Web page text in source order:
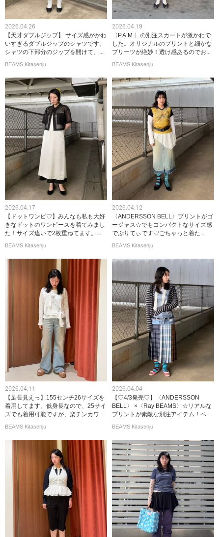
2026.04.26
【天才ダブルジップ】 サイズ感がかわ
いすぎるダブルジップのシャツです。
シャツの下部分のジップを開けて、...
BEAMS Kitasenju
2026.04.19
〈P.A.M.〉の別注スカートが激かわで
した。オリジナルのプリントと細かな
プリーツが絶妙！透け感あるのでお...
BEAMS Kitasenju
2026.04.17
【ドットワンピ♡】みんなも私も大好
きなドットのワンピースを着てみまし
た！サイズ違いで2枚重ねてます。...
BEAMS Kitasenju
2026.04.12
〈ANDERSSON BELL〉プリントがゴ
ージャス☆でもコンパクトなサイズ感
でぷりてぃです♡ごちゃっと着た...
BEAMS Kitasenju
2026.04.11
【足長見えっ】155センチ26サイズを
着用してます。低身長なので、25サイ
ズでも着用可能ですが、楽チンカワ...
BEAMS Kitasenju
2026.04.04
【♡4/3発売♡】〈ANDERSSON
BELL〉 ×〈Ray BEAMS〉☆リアルな
プリントが素敵な別注アイテム！ベ...
BEAMS Kitasenju